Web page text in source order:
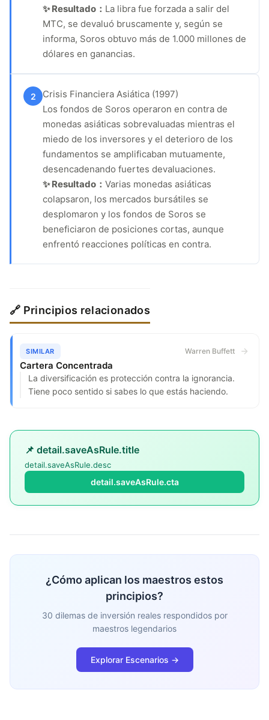
✨ Resultado： La libra fue forzada a salir del
MTC, se devaluó bruscamente y, según se
informa, Soros obtuvo más de 1.000 millones de
dólares en ganancias.
2
Crisis Financiera Asiática (1997)
Los fondos de Soros operaron en contra de
monedas asiáticas sobrevaluadas mientras el
miedo de los inversores y el deterioro de los
fundamentos se amplificaban mutuamente,
desencadenando fuertes devaluaciones.
✨ Resultado： Varias monedas asiáticas
colapsaron, los mercados bursátiles se
desplomaron y los fondos de Soros se
beneficiaron de posiciones cortas, aunque
enfrentó reacciones políticas en contra.
🔗 Principios relacionados
SIMILAR Warren Buffett
Cartera Concentrada
La diversificación es protección contra la ignorancia.
Tiene poco sentido si sabes lo que estás haciendo.
📌 detail.saveAsRule.title
detail.saveAsRule.desc
detail.saveAsRule.cta
¿Cómo aplican los maestros estos
principios?
30 dilemas de inversión reales respondidos por
maestros legendarios
Explorar Escenarios →